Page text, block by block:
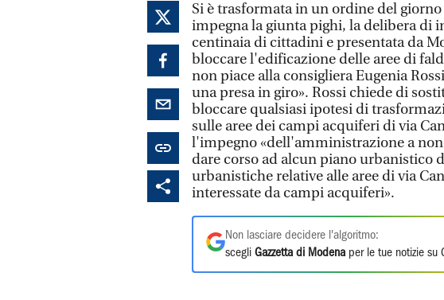
Si è trasformata in un ordine del
impegna la giunta pighi, la delibera di
centinaia di cittadini e presentata da
bloccare l'edificazione delle aree di
non piace alla consigliera Eugenia
una presa in giro». Rossi chiede di
bloccare qualsiasi ipotesi di
sulle aree dei campi acquiferi di via
l'impegno «dell'amministrazione a
dare corso ad alcun piano urbanistico
urbanistiche relative alle aree di via
interessate da campi acquiferi».
Non lasciare decidere l'algoritmo:
scegli Gazzetta di Modena per le tue notizie su